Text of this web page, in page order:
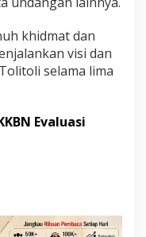
khidmat dan
visi dan
selama lima
Evaluasi